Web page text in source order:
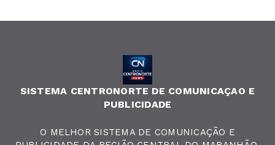
SISTEMA CENTRONORTE DE COMUNICAÇAO E
PUBLICIDADE
O MELHOR SISTEMA DE COMUNICAÇÃO E